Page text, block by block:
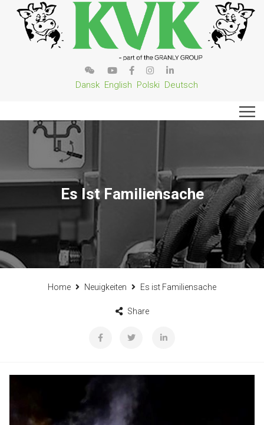
Dansk English Polski Deutsch
Es Ist Familiensache
Home Neuigkeiten Es ist Familiensache
Share